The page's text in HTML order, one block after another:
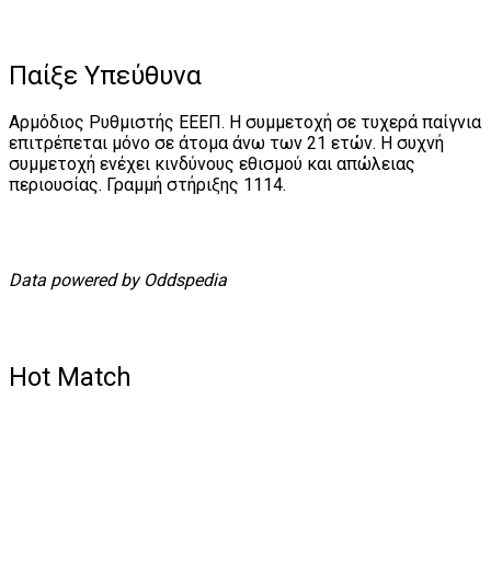
Παίξε Υπεύθυνα
Αρμόδιος Ρυθμιστής ΕΕΕΠ. Η συμμετοχή σε τυχερά παίγνια
επιτρέπεται μόνο σε άτομα άνω των 21 ετών. Η συχνή
συμμετοχή ενέχει κινδύνους εθισμού και απώλειας
περιουσίας. Γραμμή στήριξης 1114.
Data powered by Oddspedia
Hot Match